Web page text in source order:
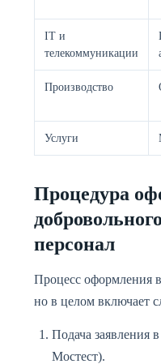
IT и
телекоммуникации
Производство
Услуги
Процедура
персонал
Процесс оформления
но в целом включает
Подача заявления
Мостест).